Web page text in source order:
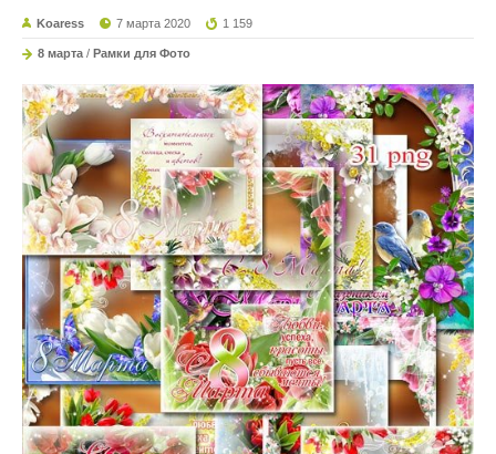
Koaress 7 марта 2020 1 159
8 марта / Рамки для Фото